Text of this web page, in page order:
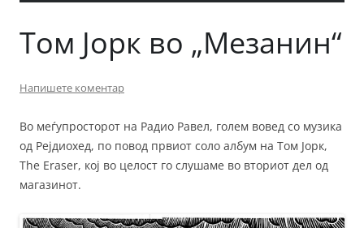
Том Јорк во „Мезанин“
Напишете коментар
Во меѓупросторот на Радио Равел, голем вовед со музика
од Рејдиохед, по повод првиот соло албум на Том Јорк,
The Eraser, кој во целост го слушаме во вториот дел од
магазинот.